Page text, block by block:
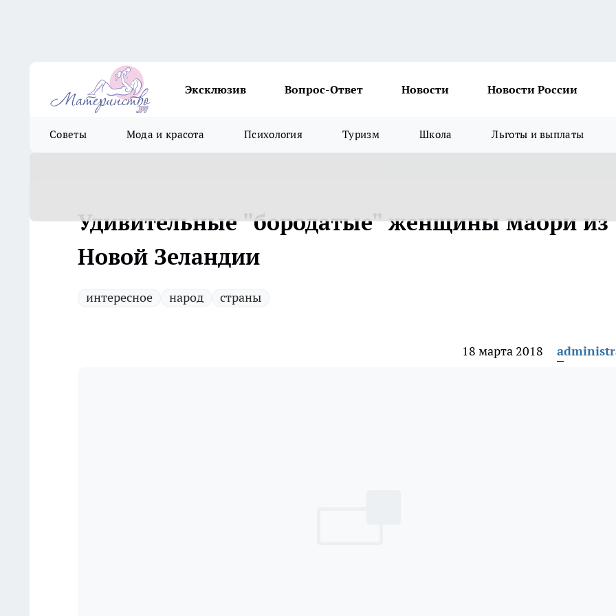
Эксклюзив Вопрос-Ответ Новости Новости России
Советы Мода и красота Психология Туризм Школа Льготы и выплаты
Удивительные "бородатые" женщины маори из
Новой Зеландии
интересное народ страны
18 марта 2018